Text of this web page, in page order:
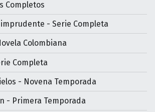
Completos
imprudente - Serie Completa
Colombiana
Completa
- Novena Temporada
- Primera Temporada